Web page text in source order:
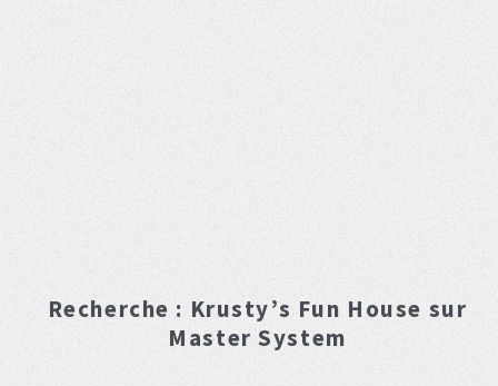
Recherche : Krusty’s Fun House sur
Master System